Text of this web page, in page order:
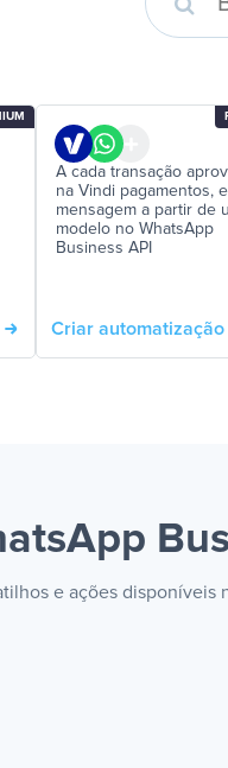
A cada transação
na Vindi pagamentos,
mensagem a partir de
modelo no WhatsApp
Business API
Criar automatização
e ações disponíveis